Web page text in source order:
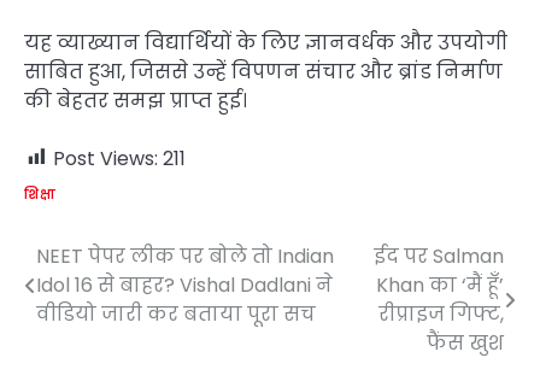
यह व्याख्यान विद्यार्थियों के लिए ज्ञानवर्धक और उपयोगी
साबित हुआ, जिससे उन्हें विपणन संचार और ब्रांड निर्माण
की बेहतर समझ प्राप्त हुई।
Post Views: 211
शिक्षा
Post
navigation
NEET पेपर लीक पर बोले तो Indian
Idol 16 से बाहर? Vishal Dadlani ने
वीडियो जारी कर बताया पूरा सच
ईद पर Salman
Khan का ‘मैं हूँ’
रीप्राइज गिफ्ट,
फैंस खुश